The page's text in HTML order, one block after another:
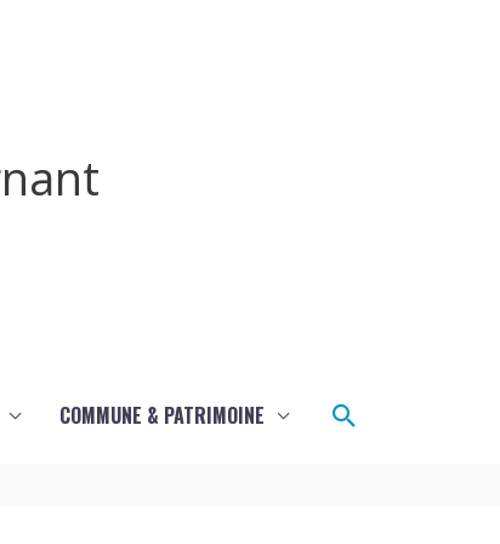
COMMUNE & PATRIMOINE Rechercher